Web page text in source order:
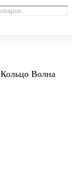
Кольцо Волна